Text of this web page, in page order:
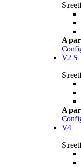
A
V2 S
A
V4